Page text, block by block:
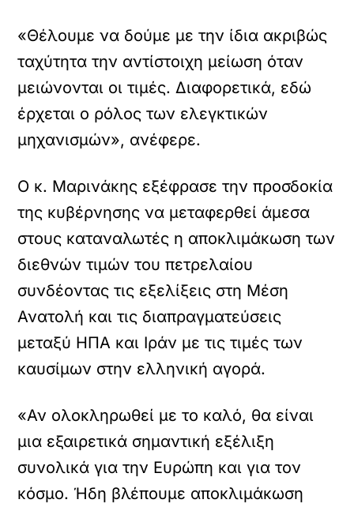
«Θέλουμε να δούμε με την ίδια ακριβώς
ταχύτητα την αντίστοιχη μείωση όταν
μειώνονται οι τιμές. Διαφορετικά, εδώ
έρχεται ο ρόλος των ελεγκτικών
μηχανισμών», ανέφερε.
Ο κ. Μαρινάκης εξέφρασε την προσδοκία
της κυβέρνησης να μεταφερθεί άμεσα
στους καταναλωτές η αποκλιμάκωση των
διεθνών τιμών του πετρελαίου
συνδέοντας τις εξελίξεις στη Μέση
Ανατολή και τις διαπραγματεύσεις
μεταξύ ΗΠΑ και Ιράν με τις τιμές των
καυσίμων στην ελληνική αγορά.
«Αν ολοκληρωθεί με το καλό, θα είναι
μια εξαιρετικά σημαντική εξέλιξη
συνολικά για την Ευρώπη και για τον
κόσμο. Ήδη βλέπουμε αποκλιμάκωση